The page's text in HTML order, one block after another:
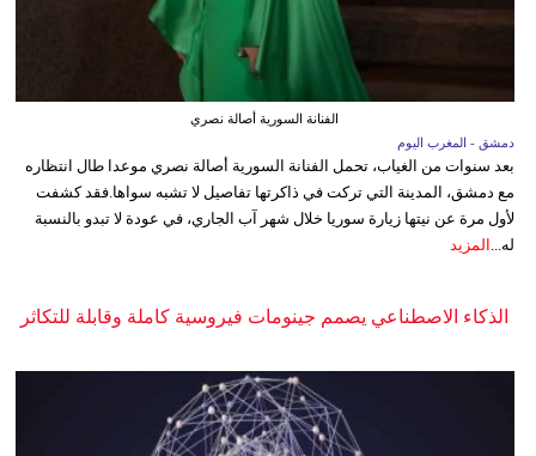
الفنانة السورية أصالة نصري
دمشق - المغرب اليوم
بعد سنوات من الغياب، تحمل الفنانة السورية أصالة نصري موعدا طال انتظاره
مع دمشق، المدينة التي تركت في ذاكرتها تفاصيل لا تشبه سواها.فقد كشفت
لأول مرة عن نيتها زيارة سوريا خلال شهر آب الجاري، في عودة لا تبدو بالنسبة
له... المزيد
الذكاء الاصطناعي يصمم جينومات فيروسية كاملة وقابلة للتكاثر